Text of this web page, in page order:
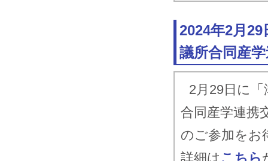
2024年2月
議所合同産
2月29日に
合同産学連携
のご参加をお
詳細は こちら